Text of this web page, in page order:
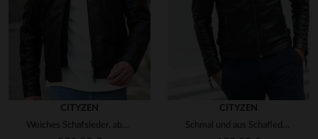
CITYZEN
Weiches Schafsleder, abnehmbare Kapuze - ideal für jeden Anlass.
CITYZEN
Schmal und aus Schafleder - der Kansas Black vereint Stil und Komfort.